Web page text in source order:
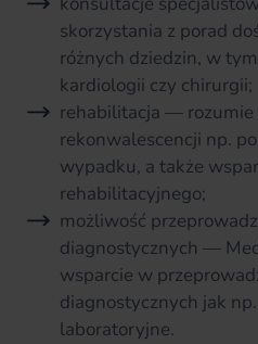
skorzystania z porad
różnych dziedzin, w
kardiologii czy chirurgii;
rehabilitacja — rozumie
rekonwalescencji np.
wypadku, a także
rehabilitacyjnego;
możliwość
diagnostycznych —
wsparcie w
diagnostycznych jak
laboratoryjne.